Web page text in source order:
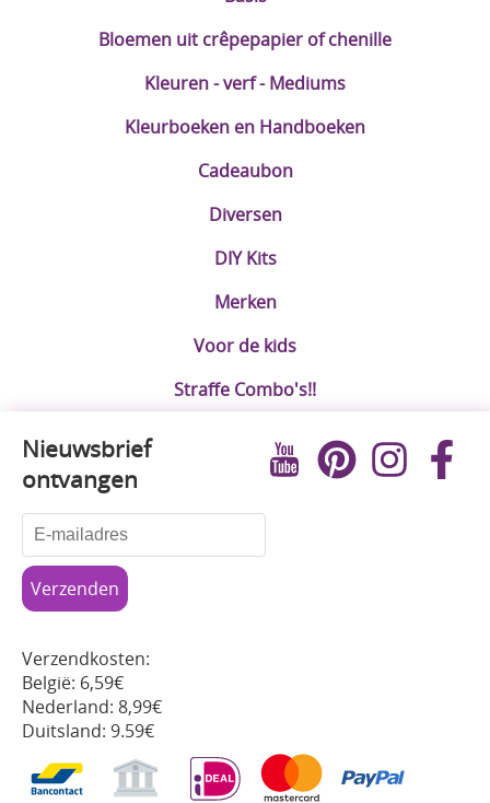
Bloemen uit crêpepapier of chenille
Kleuren - verf - Mediums
Kleurboeken en Handboeken
Cadeaubon
Diversen
DIY Kits
Merken
Voor de kids
Straffe Combo's!!
Nieuwsbrief
ontvangen
Verzendkosten:
België: 6,59€
Nederland: 8,99€
Duitsland: 9.59€